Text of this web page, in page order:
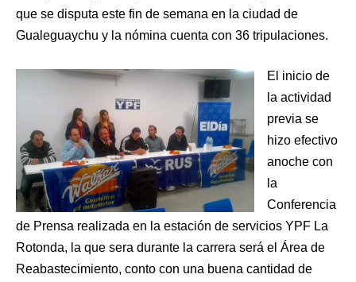
que se disputa este fin de semana en la ciudad de
Gualeguaychu y la nómina cuenta con 36 tripulaciones.
El inicio de
la actividad
previa se
hizo efectivo
anoche con
la
Conferencia
de Prensa realizada en la estación de servicios YPF La
Rotonda, la que sera durante la carrera será el Área de
Reabastecimiento, conto con una buena cantidad de